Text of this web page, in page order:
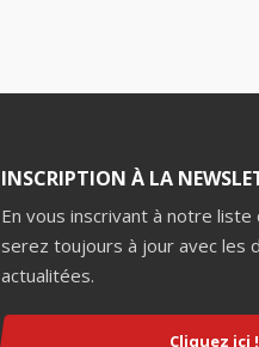
INSCRIPTION À LA
En vous inscrivant à notre liste
serez toujours à jour avec les
actualitées.
Cliquez ici !